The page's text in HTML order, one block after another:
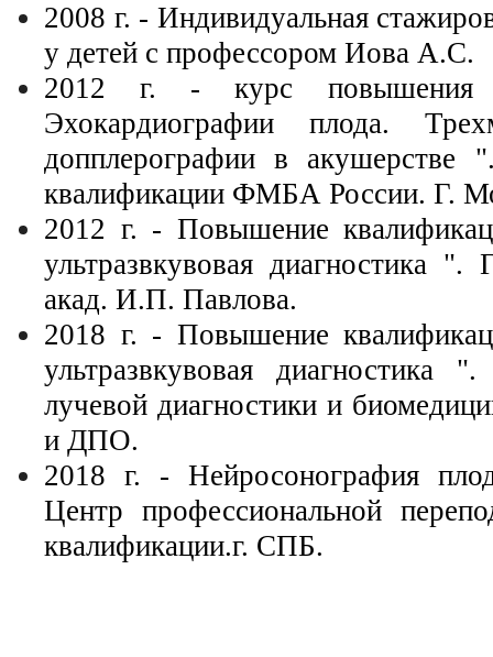
2008 г. - Индивидуальная
у детей с профессором Иова А.С.
2012 г. - курс повышения
Эхокардиографии плода.
допплерографии в акушерстве
квалификации ФМБА России. Г.
2012 г. - Повышение
ультразвкувовая
акад. И.П. Павлова.
2018 г. - Повышение
ультразвкувовая
лучевой диагностики и
и ДПО.
2018 г. - Нейросонография
Центр профессиональной
квалификации.г. СПБ.